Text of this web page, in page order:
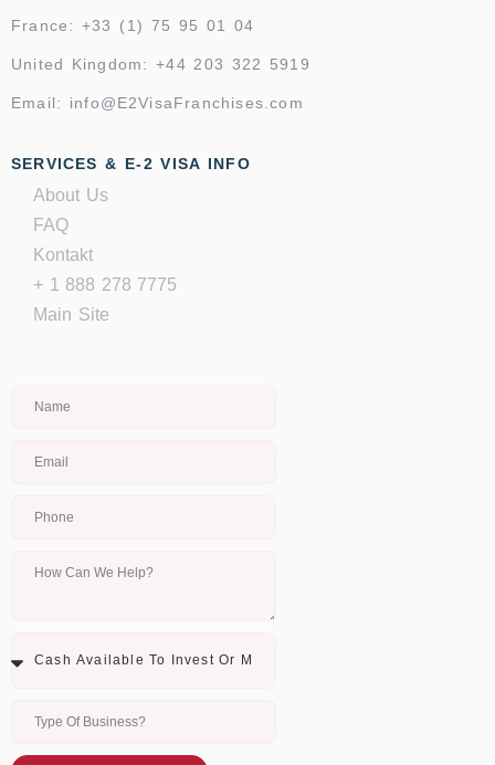
France: +33 (1) 75 95 01 04
United Kingdom: +44 203 322 5919
Email: info@E2VisaFranchises.com
SERVICES & E-2 VISA INFO
About Us
FAQ
Kontakt
+ 1 888 278 7775
Main Site